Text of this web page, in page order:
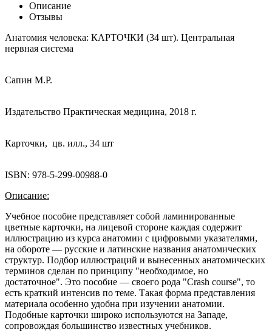
Описание
Отзывы
Анатомия человека: КАРТОЧКИ (34 шт). Центральная
нервная система
Сапин М.Р.
Издательство Практическая медицина, 2018 г.
Карточки, цв. илл., 34 шт
ISBN: 978-5-299-00988-0
Описание:
Учебное пособие представляет собой ламинированные
цветные карточки, на лицевой стороне каждая содержит
иллюстрацию из курса анатомии с цифровыми указателями,
на обороте — русские и латинские названия анатомических
структур. Подбор иллюстраций и вынесенных анатомических
терминов сделан по принципу "необходимое, но
достаточное". Это пособие — своего рода "Crash course", то
есть краткий интенсив по теме. Такая форма представления
материала особенно удобна при изучении анатомии.
Подобные карточки широко используются на Западе,
сопровождая большинство известных учебников.